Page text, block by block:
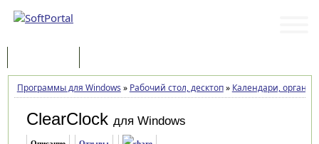
Программы для Windows » Рабочий стол, десктоп» Календари,
ClearClock для Windows